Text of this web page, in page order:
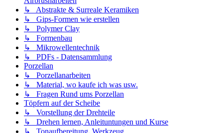
↳ Abstrakte & Surreale Keramiken
↳ Gips-Formen wie erstellen
↳ Polymer Clay
↳ Formenbau
↳ Mikrowellentechnik
↳ PDFs - Datensammlung
Porzellan
↳ Porzellanarbeiten
↳ Material, wo kaufe ich was usw.
↳ Fragen Rund ums Porzellan
Töpfern auf der Scheibe
↳ Vorstellung der Drehteile
↳ Drehen lernen, Anleituntungen und Kurse
↳ Tonaufbereitung, Werkzeug